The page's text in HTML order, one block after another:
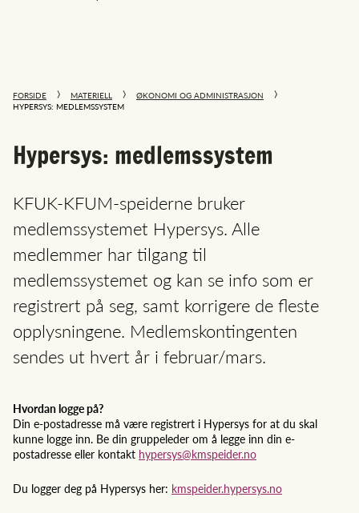
FORSIDE MATERIELL
ØKONOMI OG ADMINISTRASJON
HYPERSYS: MEDLEMSSYSTEM
Hypersys: medlemssystem
KFUK-KFUM-speiderne bruker
medlemssystemet Hypersys. Alle
medlemmer har tilgang til
medlemssystemet og kan se info som er
registrert på seg, samt korrigere de fleste
opplysningene. Medlemskontingenten
sendes ut hvert år i februar/mars.
Hvordan logge på?
Din e-postadresse må være registrert i Hypersys for at du skal
kunne logge inn. Be din gruppeleder om å legge inn din e-
postadresse eller kontakt hypersys@kmspeider.no
Du logger deg på Hypersys her: kmspeider.hypersys.no